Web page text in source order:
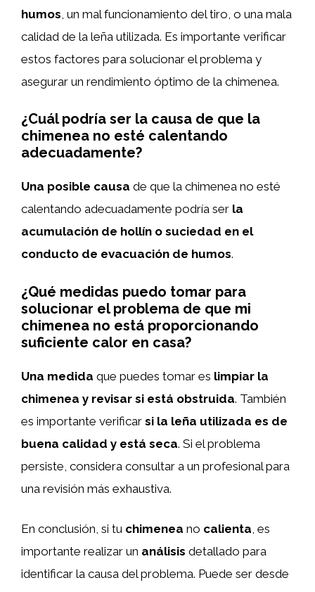
humos , un mal funcionamiento del tiro, o una mala
calidad de la leña utilizada. Es importante verificar
estos factores para solucionar el problema y
asegurar un rendimiento óptimo de la chimenea.
¿Cuál podría ser la causa de que la
chimenea no esté calentando
adecuadamente?
Una posible causa de que la chimenea no esté
calentando adecuadamente podría ser la
acumulación de hollín o suciedad en el
conducto de evacuación de humos.
¿Qué medidas puedo tomar para
solucionar el problema de que mi
chimenea no está proporcionando
suficiente calor en casa?
Una medida que puedes tomar es limpiar la
chimenea y revisar si está obstruida. También
es importante verificar si la leña utilizada es de
buena calidad y está seca. Si el problema
persiste, considera consultar a un profesional para
una revisión más exhaustiva.
En conclusión, si tu chimenea no calienta, es
importante realizar un análisis detallado para
identificar la causa del problema. Puede ser desde